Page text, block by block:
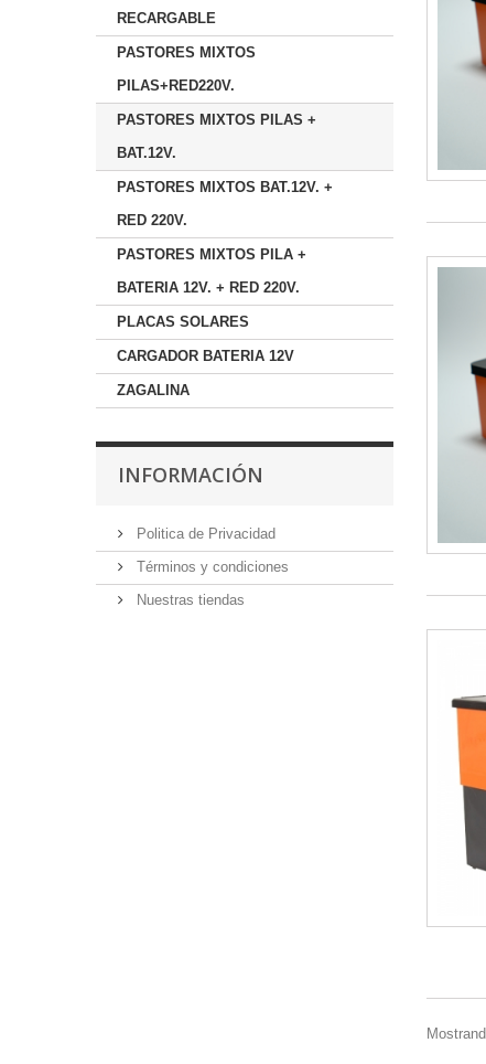
RECARGABLE
PASTORES MIXTOS
PILAS+RED220V.
PASTORES MIXTOS PILAS +
BAT.12V.
PASTORES MIXTOS BAT.12V. +
RED 220V.
PASTORES MIXTOS PILA +
BATERIA 12V. + RED 220V.
PLACAS SOLARES
CARGADOR BATERIA 12V
ZAGALINA
INFORMACIÓN
Politica de Privacidad
Términos y condiciones
Nuestras tiendas